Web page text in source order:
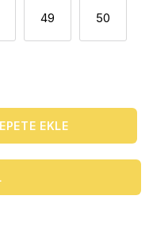
49 50